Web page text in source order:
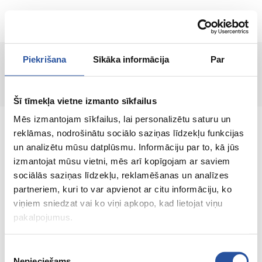
Piekrišana Sīkāka informācija Par
Šī tīmekļa vietne izmanto sīkfailus
Mēs izmantojam sīkfailus, lai personalizētu saturu un
reklāmas, nodrošinātu sociālo saziņas līdzekļu funkcijas
un analizētu mūsu datplūsmu. Informāciju par to, kā jūs
izmantojat mūsu vietni, mēs arī kopīgojam ar saviem
sociālās saziņas līdzekļu, reklamēšanas un analīzes
partneriem, kuri to var apvienot ar citu informāciju, ko
viņiem sniedzat vai ko viņi apkopo, kad lietojat viņu
pakalpojumus.
EN
Page not found!
An online store with great prices and quality
products, where customer satisfaction is our
main value.
Everything for your home and
garden!